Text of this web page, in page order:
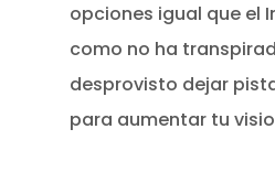
opciones igual que el
como no ha
desprovisto dejar
para aumentar tu